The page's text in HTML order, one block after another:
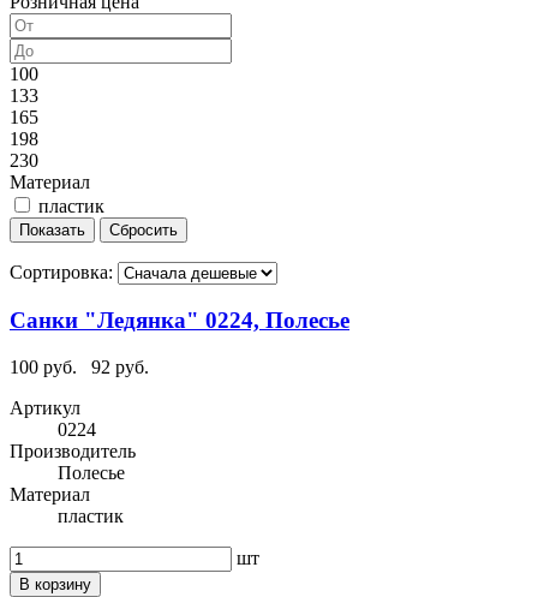
100
133
165
198
230
Материал
пластик
Сортировка:
Санки "Ледянка" 0224, Полесье
100 руб.
92 руб.
Артикул
0224
Производитель
Полесье
Материал
пластик
шт
В корзину